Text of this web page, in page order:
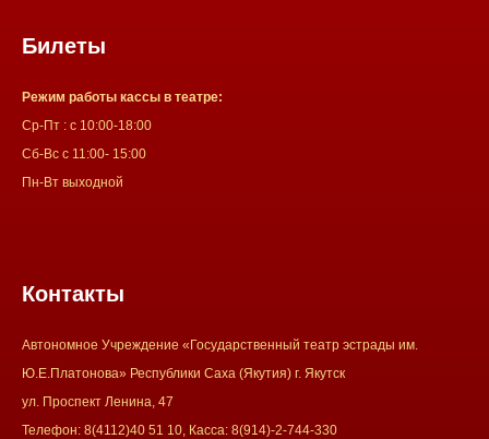
Билеты
Режим работы кассы в театре:
Ср-Пт : с 10:00-18:00
Сб-Вс с 11:00- 15:00
Пн-Вт выходной
Контакты
Автономное Учреждение «Государственный театр эстрады им.
Ю.Е.Платонова» Республики Саха (Якутия) г. Якутск
ул. Проспект Ленина, 47
Телефон: 8(4112)40 51 10, Касса: 8(914)-2-744-330